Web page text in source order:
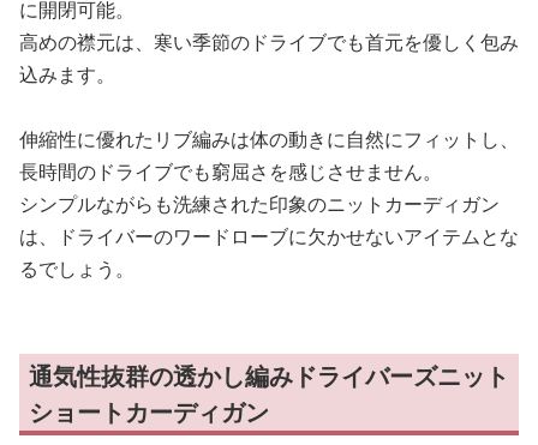
に開閉可能。
高めの襟元は、寒い季節のドライブでも首元を優しく包み
込みます。
伸縮性に優れたリブ編みは体の動きに自然にフィットし、
長時間のドライブでも窮屈さを感じさせません。
シンプルながらも洗練された印象のニットカーディガン
は、ドライバーのワードローブに欠かせないアイテムとな
るでしょう。
通気性抜群の透かし編みドライバーズニット
ショートカーディガン